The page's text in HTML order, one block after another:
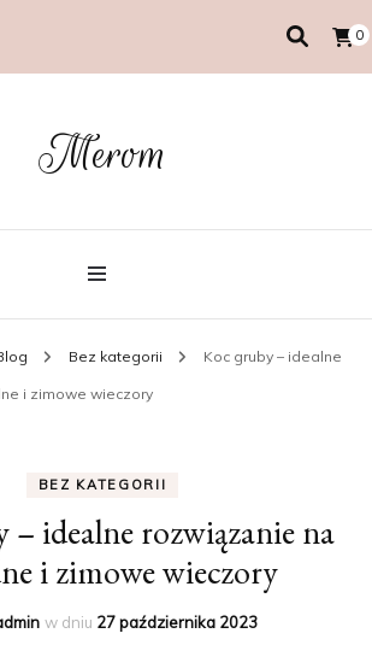
0
Merom
Bez kategorii Koc gruby – idealne
i zimowe wieczory
BEZ KATEGORII
– idealne rozwiązanie na
i zimowe wieczory
w dniu 27 października 2023